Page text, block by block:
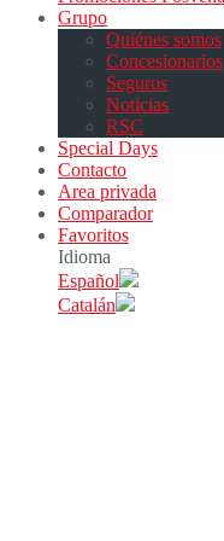
Grupo
Quiénes somos
Concesionarios
Seguros
Noticias
RSC
Special Days
Contacto
Area privada
Comparador
Favoritos
Idioma
Español
Catalán